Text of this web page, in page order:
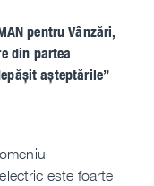
pentru Vânzări,
din partea
așteptările”
este foarte